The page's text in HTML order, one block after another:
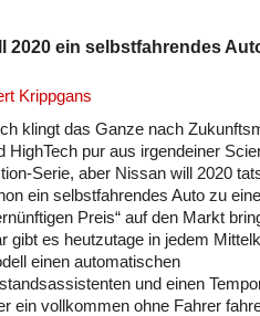
2020 ein selbstfahrendes
Krippgans
klingt das Ganze nach
HighTech pur aus irgendeiner
Serie, aber Nissan will 2020
ein selbstfahrendes Auto zu
Preis“ auf den Markt
gibt es heutzutage in jedem
einen automatischen
und einen
ein vollkommen ohne Fahrer